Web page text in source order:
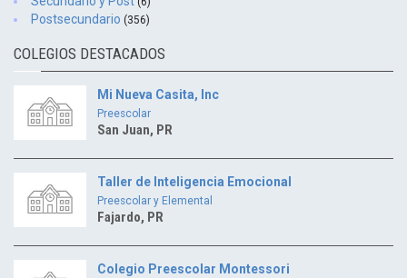
Postsecundario (356)
COLEGIOS DESTACADOS
Mi Nueva Casita, Inc
Preescolar
San Juan, PR
Taller de Inteligencia Emocional
Preescolar y Elemental
Fajardo, PR
Colegio Preescolar Montessori